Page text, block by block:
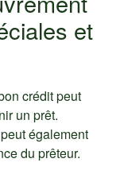
et
crédit peut
un prêt.
également
du prêteur.